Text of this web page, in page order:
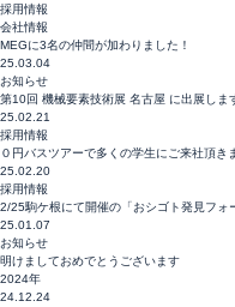
採用情報
会社情報
MEGに3名の仲間が加わりました！
25.03.04
お知らせ
第10回 機械要素技術展 名古屋 に出展しま
25.02.21
採用情報
０円バスツアーで多くの学生にご来社頂き
25.02.20
採用情報
2/25駒ケ根にて開催の「おシゴト発見フォ
25.01.07
お知らせ
明けましておめでとうございます
2024年
24.12.24